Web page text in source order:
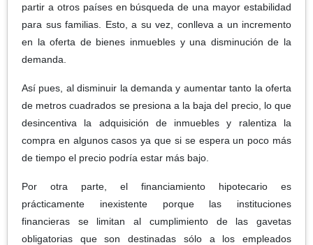
partir a otros países en búsqueda de una mayor estabilidad
para sus familias. Esto, a su vez, conlleva a un incremento
en la oferta de bienes inmuebles y una disminución de la
demanda.
Así pues, al disminuir la demanda y aumentar tanto la oferta
de metros cuadrados se presiona a la baja del precio, lo que
desincentiva la adquisición de inmuebles y ralentiza la
compra en algunos casos ya que si se espera un poco más
de tiempo el precio podría estar más bajo.
Por otra parte, el financiamiento hipotecario es
prácticamente inexistente porque las instituciones
financieras se limitan al cumplimiento de las gavetas
obligatorias que son destinadas sólo a los empleados